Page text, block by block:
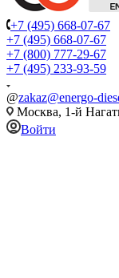
+7 (495) 668-07-67
+7 (495) 668-07-67
+7 (800) 777-29-67
+7 (495) 233-93-59
@zakaz@energo-
Москва, 1-й
Войти